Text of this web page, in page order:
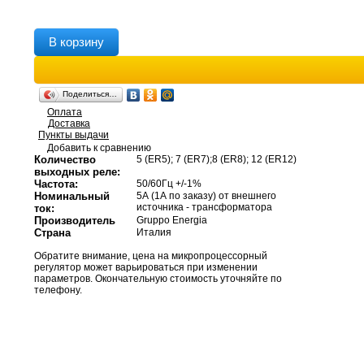
В корзину
Поделиться…
Оплата
Доставка
Пункты выдачи
Добавить к сравнению
Количество
выходных реле:
5 (ER5); 7 (ER7);8 (ER8); 12 (ER12)
Частота: 50/60Гц +/-1%
Номинальный
ток:
5А (1А по заказу) от внешнего
источника - трансформатора
Производитель Gruppo Energia
Страна Италия
Обратите внимание, цена на микропроцессорный
регулятор может варьироваться при изменении
параметров. Окончательную стоимость уточняйте по
телефону.